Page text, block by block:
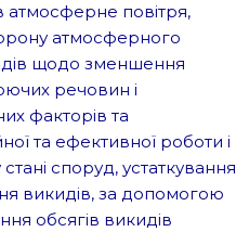
повітря,
атмосферного
щодо зменшення
речовин і
факторів та
та ефективної роботи і
споруд, устаткування
викидів, за допомогою
обсягів викидів